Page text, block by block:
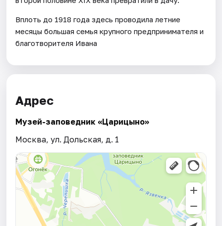
Вплоть до 1918 года здесь проводила летние
месяцы большая семья крупного предпринимателя и
благотворителя Ивана
Адрес
Музей-заповедник «Царицыно»
Москва, ул. Дольская, д. 1